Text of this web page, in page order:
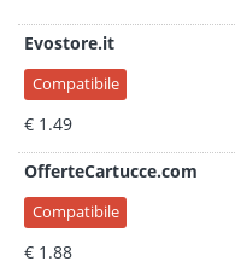
Evostore.it
Compatibile
€ 1.49
OfferteCartucce.com
Compatibile
€ 1.88